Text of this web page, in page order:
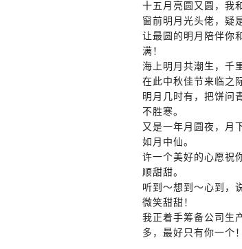
十五月亮圆又圆，我
窗前明月光头佬，疑
让最圆的明月陪伴你
满！
海上明月共潮生，千
在此中秋佳节来临之
明月几时有，把饼问
不胜寒。
又是一年月圆夜，月
如月中仙。
许一个美好的心愿祝
顺甜甜。
听到～想到～心到，
微笑甜甜！
我正着手筹备公司生
多，最好只有你一个！